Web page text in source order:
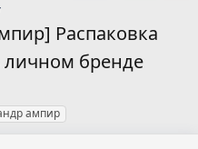
Распаковка
личном бренде
ампир